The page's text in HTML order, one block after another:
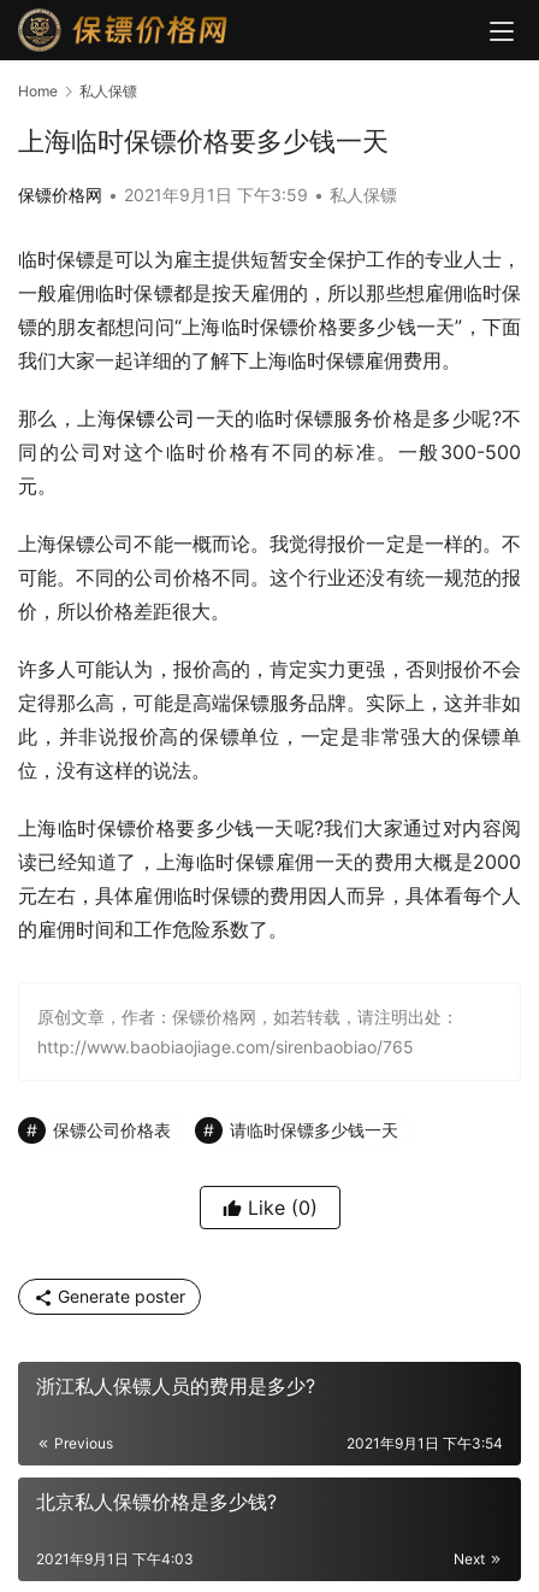
Home 私人保镖
上海临时保镖价格要多少钱一天
保镖价格网 • 2021年9月1日 下午3:59 • 私人保镖
临时保镖是可以为雇主提供短暂安全保护工作的专业人士，
一般雇佣临时保镖都是按天雇佣的，所以那些想雇佣临时保
镖的朋友都想问问“上海临时保镖价格要多少钱一天”，下面
我们大家一起详细的了解下上海临时保镖雇佣费用。
那么，上海保镖公司一天的临时保镖服务价格是多少呢?不
同的公司对这个临时价格有不同的标准。一般300-500
元。
上海保镖公司不能一概而论。我觉得报价一定是一样的。不
可能。不同的公司价格不同。这个行业还没有统一规范的报
价，所以价格差距很大。
许多人可能认为，报价高的，肯定实力更强，否则报价不会
定得那么高，可能是高端保镖服务品牌。实际上，这并非如
此，并非说报价高的保镖单位，一定是非常强大的保镖单
位，没有这样的说法。
上海临时保镖价格要多少钱一天呢?我们大家通过对内容阅
读已经知道了，上海临时保镖雇佣一天的费用大概是2000
元左右，具体雇佣临时保镖的费用因人而异，具体看每个人
的雇佣时间和工作危险系数了。
原创文章，作者：保镖价格网，如若转载，请注明出处：
http://www.baobiaojiage.com/sirenbaobiao/765
保镖公司价格表 请临时保镖多少钱一天
Like (0)
Generate poster
浙江私人保镖人员的费用是多少?
Previous 2021年9月1日 下午3:54
北京私人保镖价格是多少钱?
Next
2021年9月1日 下午4:03